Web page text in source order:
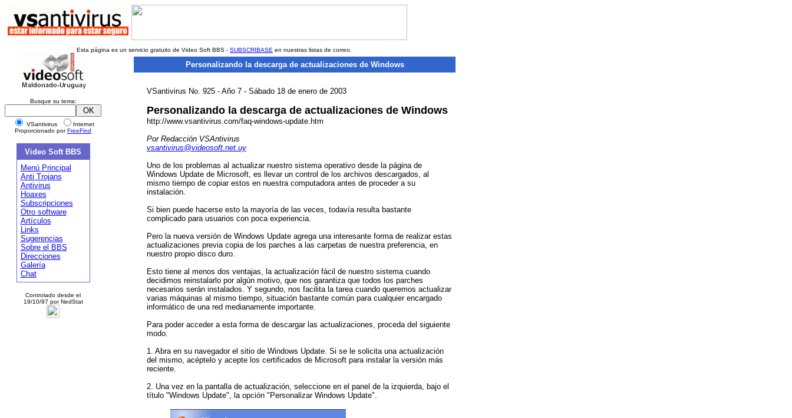
Esta página es un servicio gratuito de Video Soft BBS - SUBSCRIBASE en nuestras listas de correo.
Busque su tema:
VSantivirus
Internet
Proporcionado porFreeFind
Video Soft BBS
Menú Principal
Anti Trojans
Antivirus
Hoaxes
Subscripciones
Otro software
Artículos
Links
Sugerencias
Sobre el BBS
Direcciones
Galería
Chat
Controlado desde el
19/10/97 por NedStat
Personalizando la descarga de actualizaciones de Windows
VSantivirus No. 925 - Año 7 - Sábado 18 de enero de 2003
Personalizando la descarga de actualizaciones de Windows
http://www.vsantivirus.com/faq-windows-update.htm
Por Redacción VSAntivirus
vsantivirus@videosoft.net.uy
Uno de los problemas al actualizar nuestro sistema operativo desde la página de
Windows Update de Microsoft, es llevar un control de los archivos descargados, al
mismo tiempo de copiar estos en nuestra computadora antes de proceder a su
instalación.
Si bien puede hacerse esto la mayoría de las veces, todavía resulta bastante
complicado para usuarios con poca experiencia.
Pero la nueva versión de Windows Update agrega una interesante forma de realizar estas
actualizaciones previa copia de los parches a las carpetas de nuestra preferencia, en
nuestro propio disco duro.
Esto tiene al menos dos ventajas, la actualización fácil de nuestro sistema cuando
decidimos reinstalarlo por algún motivo, que nos garantiza que todos los parches
necesarios serán instalados. Y segundo, nos facilita la tarea cuando queremos actualizar
varias máquinas al mismo tiempo, situación bastante común para cualquier encargado
informático de una red medianamente importante.
Para poder acceder a esta forma de descargar las actualizaciones, proceda del siguiente
modo.
1. Abra en su navegador el sitio de Windows Update. Si se le solicita una actualización
del mismo, acéptelo y acepte los certificados de Microsoft para instalar la versión más
reciente.
2. Una vez en la pantalla de actualización, seleccione en el panel de la izquierda, bajo el
título "Windows Update", la opción "Personalizar Windows Update".